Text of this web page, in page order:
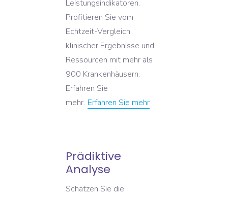
Leistungsindikatoren.
Profitieren Sie vom
Echtzeit-Vergleich
klinischer Ergebnisse und
Ressourcen mit mehr als
900 Krankenhäusern.
Erfahren Sie
mehr. Erfahren Sie mehr
Prädiktive
Analyse
Schätzen Sie die